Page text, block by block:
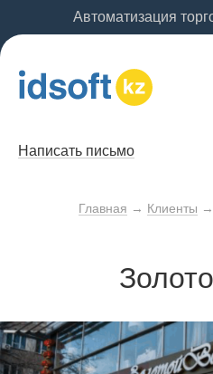
Автоматизация
Написать письмо
Главная → Клиенты →